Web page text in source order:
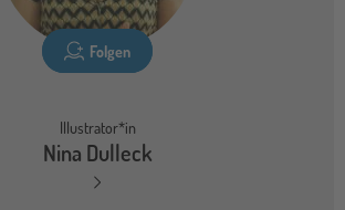
Folgen
Illustrator*in
Nina Dulleck